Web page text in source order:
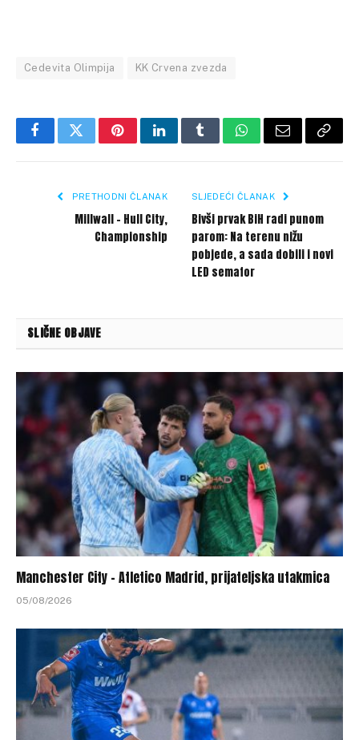
Cedevita Olimpija KK Crvena zvezda
FacebookTwitterPinterestLinkedInTumblrWhatsApp
Email Copy
PRETHODNI ČLANAK
Millwall – Hull City,
Championship
SLJEDEĆI ČLANAK
Bivši prvak BiH radi punom
parom: Na terenu nižu
pobjede, a sada dobili i novi
LED semafor
SLIČNE OBJAVE
Manchester City – Atletico Madrid, prijateljska utakmica
05/08/2026